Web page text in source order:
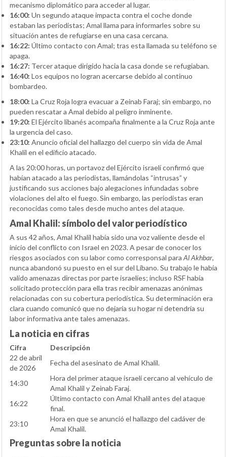
mecanismo diplomático para acceder al lugar.
16:00: Un segundo ataque impacta contra el coche donde
estaban las periodistas; Amal llama para informarles sobre su
situación antes de refugiarse en una casa cercana.
16:22: Último contacto con Amal; tras esta llamada su teléfono se
apaga.
16:27: Tercer ataque dirigido hacia la casa donde se refugiaban.
16:40: Los equipos no logran acercarse debido al continuo
bombardeo.
18:00: La Cruz Roja logra evacuar a Zeinab Faraj; sin embargo, no
pueden rescatar a Amal debido al peligro inminente.
19:20: El Ejército libanés acompaña finalmente a la Cruz Roja ante
la urgencia del caso.
23:10: Anuncio oficial del hallazgo del cuerpo sin vida de Amal
Khalil en el edificio atacado.
A las 20:00 horas, un portavoz del Ejército israelí confirmó que
habían atacado a las periodistas, llamándolas “intrusas” y
justificando sus acciones bajo alegaciones infundadas sobre
violaciones del alto el fuego. Sin embargo, las periodistas eran
reconocidas como tales desde mucho antes del ataque.
Amal Khalil: símbolo del valor periodístico
A sus 42 años, Amal Khalil había sido una voz valiente desde el
inicio del conflicto con Israel en 2023. A pesar de conocer los
riesgos asociados con su labor como corresponsal para Al Akhbar,
nunca abandonó su puesto en el sur del Líbano. Su trabajo le había
valido amenazas directas por parte israelíes; incluso RSF había
solicitado protección para ella tras recibir amenazas anónimas
relacionadas con su cobertura periodística. Su determinación era
clara cuando comunicó que no dejaría su hogar ni detendría su
labor informativa ante tales amenazas.
La noticia en cifras
Cifra
Descripción
22 de abril
de 2026
Fecha del asesinato de Amal Khalil.
14:30
Hora del primer ataque israelí cercano al vehículo de
Amal Khalil y Zeinab Faraj.
16:22
Último contacto con Amal Khalil antes del ataque
final.
23:10
Hora en que se anunció el hallazgo del cadáver de
Amal Khalil.
Preguntas sobre la noticia